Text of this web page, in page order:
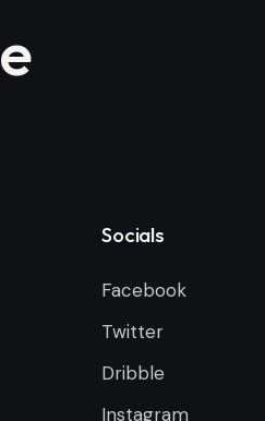
Socials
Facebook
Twitter
Dribble
Instagram